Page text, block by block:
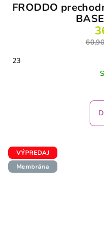
FRODDO
23
VÝPREDAJ
Membrána